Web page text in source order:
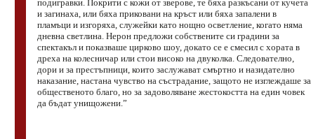
подигравки. Покрити с кожи от зверове, те бяха разкъсани от кучета
и загинаха, или бяха приковани на кръст или бяха запалени в
пламъци и изгоряха, служейки като нощно осветление, когато няма
дневна светлина. Нерон предложи собствените си градини за
спектакъл и показваше цирково шоу, докато се е смесил с хората в
дреха на колесничар или стои високо на двуколка. Следователно,
дори и за престъпници, които заслужават смъртно и назидателно
наказание, настана чувство на състрадание, защото не изглеждаше за
общественото благо, но за задоволяване жестокостта на един човек
да бъдат унищожени.”